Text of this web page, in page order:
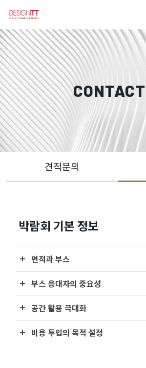
CONTACT
견적문의
박람회 기본 정보
면적과 부스
부스 응대자의 중요성
공간 활용 극대화
비용 투입의 목적 설정